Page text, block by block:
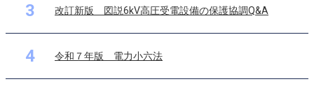
3 改訂新版 図説6kV高圧受電設備の保護協調Q&A
4 令和７年版 電力小六法